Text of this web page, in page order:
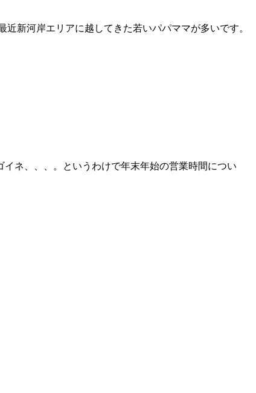
新河岸エリアに越してきた若いパパママが多いです。
ネ、、、。というわけで年末年始の営業時間につい